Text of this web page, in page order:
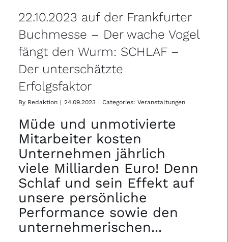
22.10.2023 auf der Frankfurter
Buchmesse – Der wache Vogel
fängt den Wurm: SCHLAF –
Der unterschätzte
Erfolgsfaktor
By Redaktion | 24.09.2023 | Categories: Veranstaltungen
Müde und unmotivierte
Mitarbeiter kosten
Unternehmen jährlich
viele Milliarden Euro! Denn
Schlaf und sein Effekt auf
unsere persönliche
Performance sowie den
unternehmerischen...